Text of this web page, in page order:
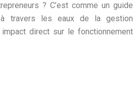
? C’est comme un guide
travers les eaux de la gestion
impact direct sur le fonctionnement